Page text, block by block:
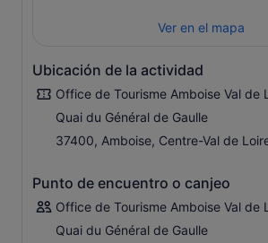
Ver en el mapa
Ubicación de la actividad
Office de Tourisme Amboise Val de
Quai du Général de Gaulle
37400, Amboise, Centre-Val de
Punto de encuentro o canjeo
Office de Tourisme Amboise Val de
Quai du Général de Gaulle